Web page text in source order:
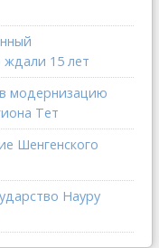
ждали 15 лет
модернизацию
Тет
Шенгенского
Науру